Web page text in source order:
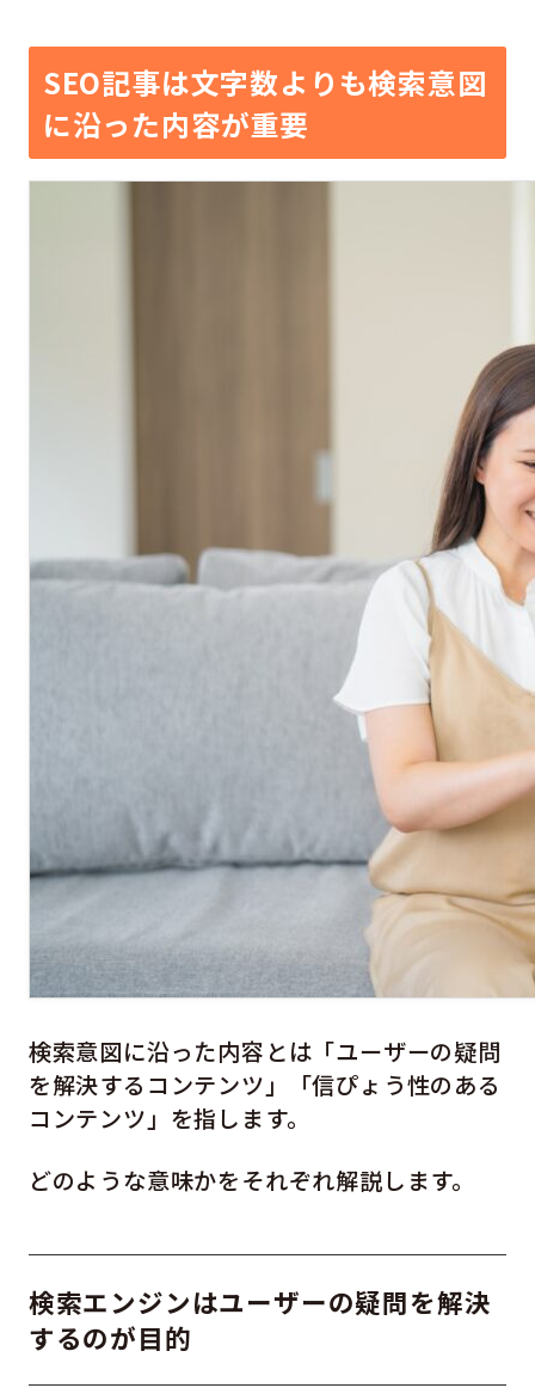
SEO記事は文字数よりも検索意図
に沿った内容が重要
検索意図に沿った内容とは「ユーザーの疑問
を解決するコンテンツ」「信ぴょう性のある
コンテンツ」を指します。
どのような意味かをそれぞれ解説します。
検索エンジンはユーザーの疑問を解決
するのが目的